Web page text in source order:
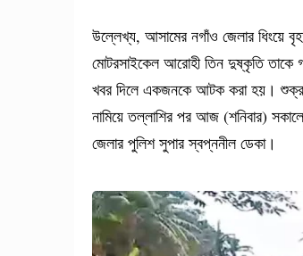
উল্লেখ্য, আসামের নগাঁও জেলার ধিংয়ে
মোটরসাইকেল আরোহী তিন দুষ্কৃতি তাকে
খবর দিলে একজনকে আটক করা হয়।
নামিয়ে তল্লাশির পর আজ (শনিবার)
জেলার পুলিশ সুপার স্বপ্ননীল ডেকা।